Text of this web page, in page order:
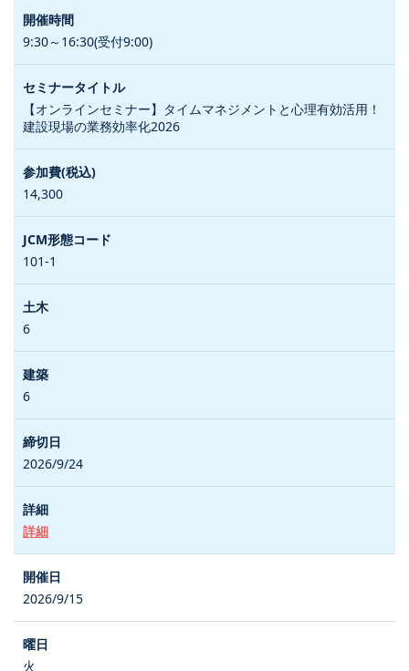
9:30～16:30(受付9:00)
【オンラインセミナー】タイムマネジメントと心理有効活用！
建設現場の業務効率化2026
14,300
101-1
6
6
2026/9/24
詳細
2026/9/15
火